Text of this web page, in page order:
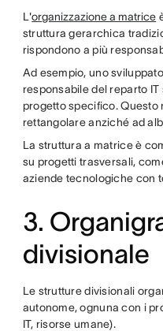
L'organizzazione a matrice
struttura gerarchica
rispondono a più
Ad esempio, uno
responsabile del reparto IT
progetto specifico. Questo
rettangolare anziché ad
La struttura a matrice è
su progetti trasversali,
aziende tecnologiche con
3.
divisionale
Le strutture divisionali
autonome, ognuna con i
IT, risorse umane).